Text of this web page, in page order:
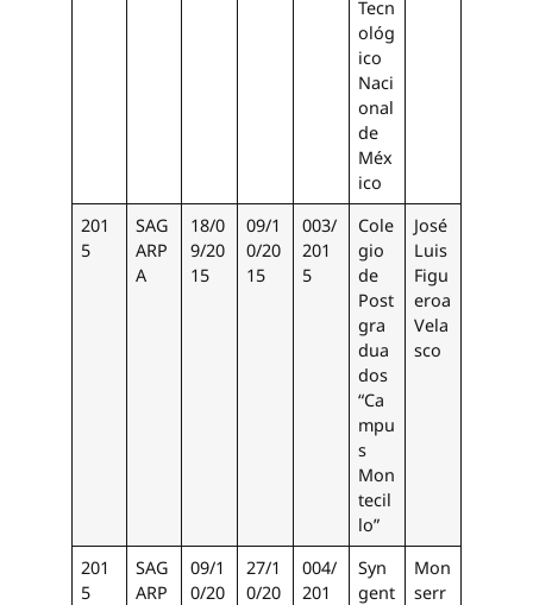
Tecn
ológ
ico
Naci
onal
de
Méx
ico
201
5
SAG
ARP
A
18/0
9/20
15
09/1
0/20
15
003/
201
5
Cole
gio
de
Post
gra
dua
dos
“Ca
mpu
s
Mon
tecil
lo”
José
Luis
Figu
eroa
Vela
sco
201
5
SAG
ARP
09/1
0/20
27/1
0/20
004/
201
Syn
gent
Mon
serr